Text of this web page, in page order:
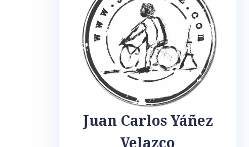
Juan Carlos Yáñez
Velazco